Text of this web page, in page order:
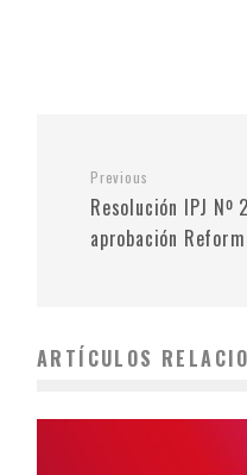
Previous
Resolución IPJ
aprobación
ARTÍCULOS